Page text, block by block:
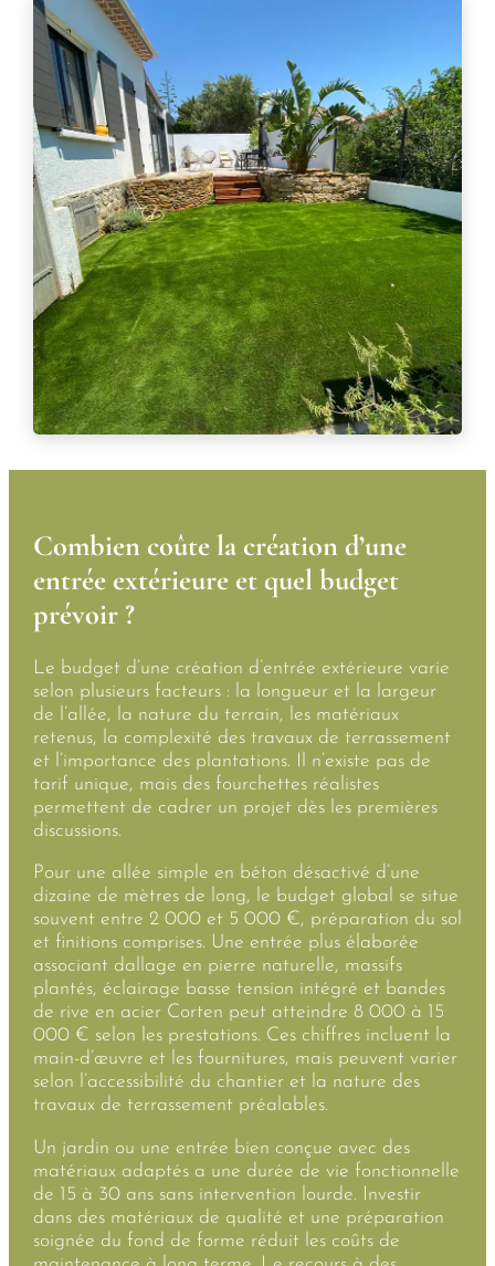
Combien coûte la création d’une
entrée extérieure et quel budget
prévoir ?
Le budget d’une création d’entrée extérieure varie
selon plusieurs facteurs : la longueur et la largeur
de l’allée, la nature du terrain, les matériaux
retenus, la complexité des travaux de terrassement
et l’importance des plantations. Il n’existe pas de
tarif unique, mais des fourchettes réalistes
permettent de cadrer un projet dès les premières
discussions.
Pour une allée simple en béton désactivé d’une
dizaine de mètres de long, le budget global se situe
souvent entre 2 000 et 5 000 €, préparation du sol
et finitions comprises. Une entrée plus élaborée
associant dallage en pierre naturelle, massifs
plantés, éclairage basse tension intégré et bandes
de rive en acier Corten peut atteindre 8 000 à 15
000 € selon les prestations. Ces chiffres incluent la
main-d’œuvre et les fournitures, mais peuvent varier
selon l’accessibilité du chantier et la nature des
travaux de terrassement préalables.
Un jardin ou une entrée bien conçue avec des
matériaux adaptés a une durée de vie fonctionnelle
de 15 à 30 ans sans intervention lourde. Investir
dans des matériaux de qualité et une préparation
soignée du fond de forme réduit les coûts de